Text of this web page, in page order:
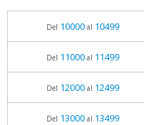
Del 10000al 10499
Del 11000al 11499
Del 12000al 12499
Del 13000al 13499